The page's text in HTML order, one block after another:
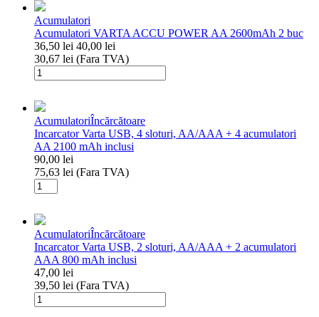
Acumulatori
Acumulatori VARTA ACCU POWER AA 2600mAh 2 buc
36,50 lei 40,00 lei
30,67 lei (Fara TVA)
Cantitate
Acumulatori
ACCU
POWER
AA
2600mAh
2
buc
AcumulatoriÎncărcătoare
Incarcator Varta USB, 4 sloturi, AA/AAA + 4 acumulatori
AA 2100 mAh inclusi
90,00 lei
75,63 lei (Fara TVA)
Cantitate
Incarcator
USB,
4
sloturi,
AA/AAA
+
4
acumulatori
AcumulatoriÎncărcătoare
Incarcator Varta USB, 2 sloturi, AA/AAA + 2 acumulatori
AAA 800 mAh inclusi
47,00 lei
39,50 lei (Fara TVA)
Cantitate
Incarcator